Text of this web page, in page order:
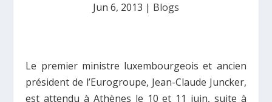
Jun 6, 2013 | Blogs
Le premier ministre luxembourgeois et ancien
président de l’Eurogroupe, Jean-Claude Juncker,
est attendu à Athènes le 10 et 11 juin, suite à